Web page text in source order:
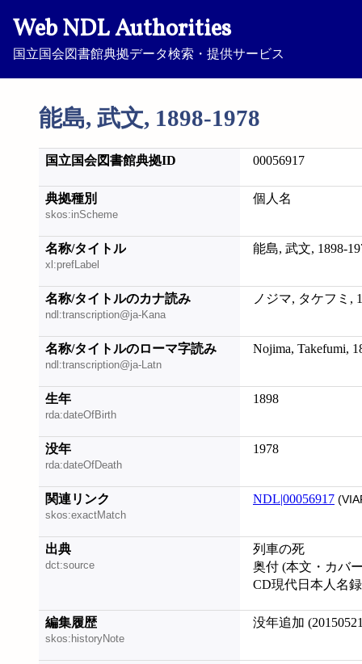
Web NDL Authorities
国立国会図書館典拠データ検索・提供サービス
能島, 武文, 1898-1978
国立国会図書館典拠ID 00056917
典拠種別
skos:inScheme
個人名
名称/タイトル
xl:prefLabel
能島, 武文, 1898-
名称/タイトルのカナ読み
ndl:transcription@ja-Kana
ノジマ, タケフミ,
名称/タイトルのローマ字読み
ndl:transcription@ja-Latn
Nojima, Takefumi,
生年
rda:dateOfBirth
1898
没年
rda:dateOfDeath
1978
関連リンク
skos:exactMatch
NDL|00056917
出典
dct:source
列車の死
奥付 (本文・カバ
CD現代日本人名
編集履歴
skos:historyNote
没年追加